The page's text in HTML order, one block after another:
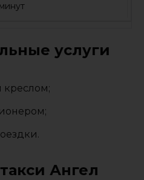
услуги
Ангел